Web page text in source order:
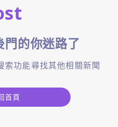
的你迷路了
索功能尋找其他相關新聞
首頁